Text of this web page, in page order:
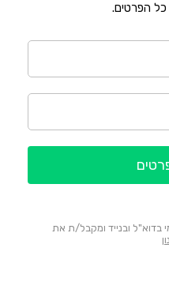
כל הפרטים.
ובנייד ומקבל/ת את